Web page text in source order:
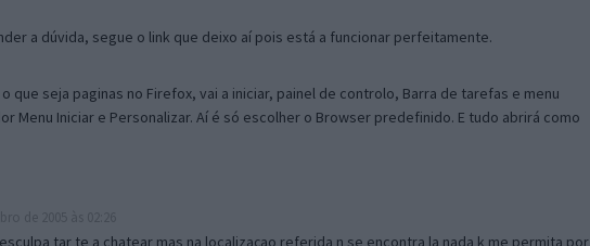
a dúvida, segue o link que deixo aí pois está a funcionar perfeitamente.
que seja paginas no Firefox, vai a iniciar, painel de controlo, Barra de tarefas e menu
Menu Iniciar e Personalizar. Aí é só escolher o Browser predefinido. E tudo abrirá como
tar te a chatear mas na localizaçao referida n se encontra la nada k me permita por